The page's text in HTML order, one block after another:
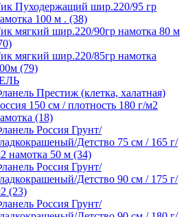
Пуходержащий шир.220/95 гр
100 м . (38)
мягкий шир.220/90гр намотка 80 м
мягкий шир.220/85гр намотка
(79)
Престиж (клетка, халатная)
150 см / плотность 180 г/м2
(18)
Россия Грунт/
Детство 75 см / 165 г/
намотка 50 м (34)
Россия Грунт/
Детство 90 см / 175 г/
(23)
Россия Грунт/